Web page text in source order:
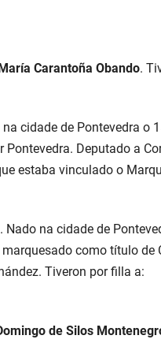
María Carantoña Obando.
na cidade de Pontevedra o
Deputado a
estaba vinculado o
. Nado na cidade de
como título de
Tiveron por filla a:
de Silos